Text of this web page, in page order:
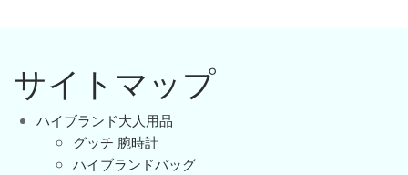
サイトマップ
ハイブランド大人用品
グッチ 腕時計
ハイブランドバッグ